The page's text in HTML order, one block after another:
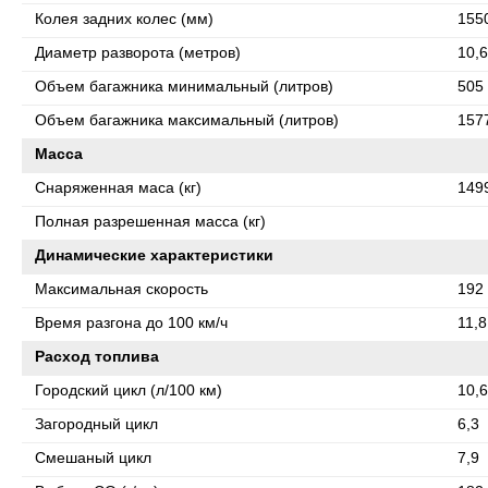
Колея задних колес (мм)
Диаметр разворота (метров) 10,6
Объем багажника минимальный (литров) 505
Объем багажника максимальный (литров)
Масса
Снаряженная маса (кг)
Полная разрешенная масса (кг)
Динамические характеристики
Максимальная скорость 192
Время разгона до 100 км/ч 11,8
Расход топлива
Городский цикл (л/100 км) 10,6
Загородный цикл 6,3
Смешаный цикл 7,9